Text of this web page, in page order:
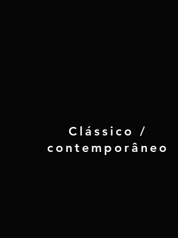
Clássico /
contemporâneo